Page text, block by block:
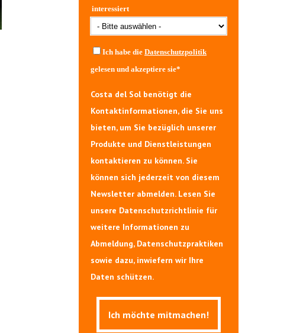
interessiert
Ich habe die Datenschutzpolitik
gelesen und akzeptiere sie*
Costa del Sol benötigt die
Kontaktinformationen, die Sie uns
bieten, um Sie bezüglich unserer
Produkte und Dienstleistungen
kontaktieren zu können. Sie
können sich jederzeit von diesem
Newsletter abmelden. Lesen Sie
unsere Datenschutzrichtlinie für
weitere Informationen zu
Abmeldung, Datenschutzpraktiken
sowie dazu, inwiefern wir Ihre
Daten schützen.